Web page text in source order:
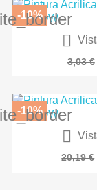

Colorante
3,03 €
-10%

Set Pintura
20,19 €
-10%